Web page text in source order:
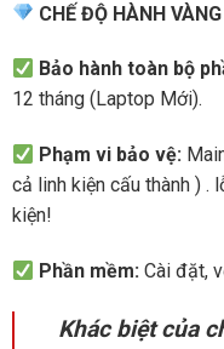
CHẾ ĐỘ HÀNH
Bảo hành toàn bộ
12 tháng (Laptop Mới).
Phạm vi bảo vệ:
cả linh kiện cấu thành ) .
kiện!
Phần mềm: Cài đặt,
Khác biệt của